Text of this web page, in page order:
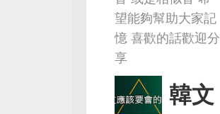
望能夠幫助大家記
憶 喜歡的話歡迎分
享
韓文